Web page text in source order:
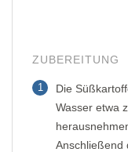
ZUBEREITUNG
1
Die
Wasser etwa
Anschließend